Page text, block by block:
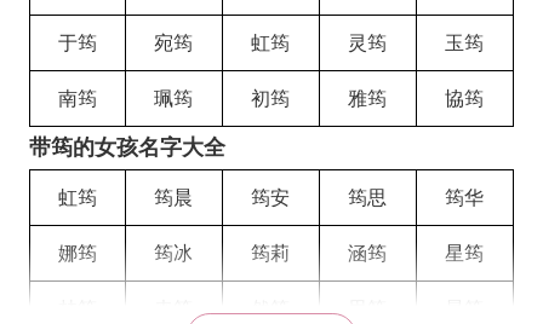
于筠 宛筠 虹筠 灵筠 玉筠
南筠 珮筠 初筠 雅筠 協筠
带筠的女孩名字大全
虹筠 筠晨 筠安 筠思 筠华
娜筠 筠冰 筠莉 涵筠 星筠
然筠